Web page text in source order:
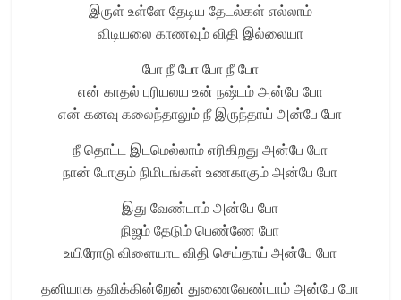
இருள் உள்ளே தேடிய தேடல்கள் எல்லாம்
விடியலை காணவும் விதி இல்லையா
போ நீ போ போ நீ போ
என் காதல் புரியலய உன் நஷ்டம் அன்பே போ
என் கனவு கலைந்தாலும் நீ இருந்தாய் அன்பே போ
நீ தொட்ட இடமெல்லாம் எரிகிறது அன்பே போ
நான் போகும் நிமிடங்கள் உணகாகும் அன்பே போ
இது வேண்டாம் அன்பே போ
நிஜம் தேடும் பெண்ணே போ
உயிரோடு விளையாட விதி செய்தாய் அன்பே போ
தனியாக தவிக்கின்றேன் துணைவேண்டாம் அன்பே போ